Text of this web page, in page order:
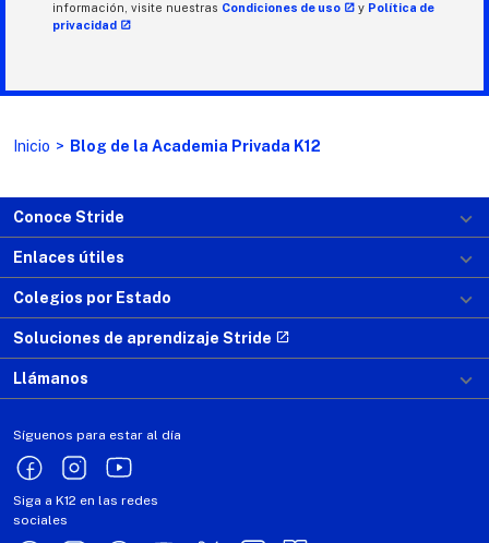
información, visite nuestras Condiciones de uso y Política de
privacidad
Inicio > Blog de la Academia Privada K12
Conoce Stride
Enlaces útiles
Colegios por Estado
Soluciones de aprendizaje Stride
Llámanos
Síguenos para estar al día
Siga a K12 en las redes
sociales